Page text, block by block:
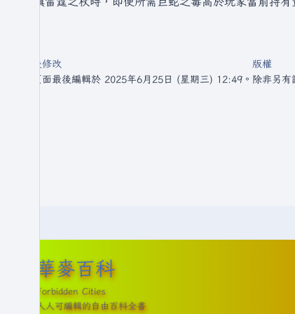
最後修改
此頁面最後編輯於 2025年6月25日 (星期三) 12:49。
版權
除非另有
華麥百科
Forbidden Cities
人人可編輯的自由百科全書